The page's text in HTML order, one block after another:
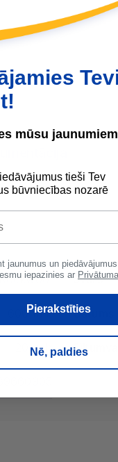
Rockwool Svars
600 mm Garums
20 gab
mūsu
tieši Tev
būvniecības nozarē
jaunumus un
iepazinies ar
Pierakstīties
Nē, paldies